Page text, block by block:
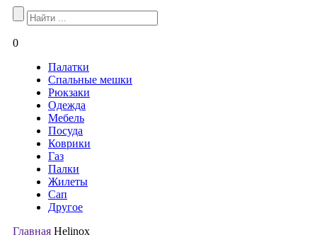
0
Палатки
Спальные мешки
Рюкзаки
Одежда
Мебель
Посуда
Коврики
Газ
Палки
Жилеты
Сап
Другое
Главная Helinox